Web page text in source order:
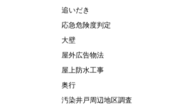
追いだき
応急危険度判定
大壁
屋外広告物法
屋上防水工事
奥行
汚染井戸周辺地区調査